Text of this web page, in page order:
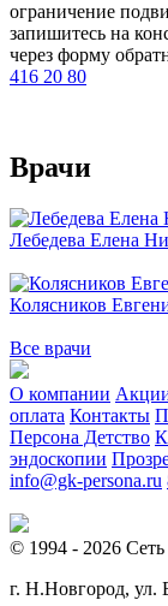
ограничение
запишитесь на
через форму
416 20 80
Врачи
Лебедева Елена
Колясников
Все врачи
О компании
оплата Контакты
Персона Детство
эндоскопии
info@gk-persona.ru
© 1994 - 2026
г. Н.Новгород, ул.